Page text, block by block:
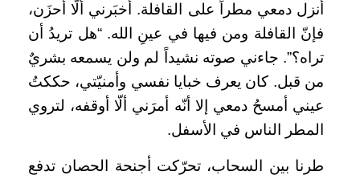
أنزل دمعي مطراً على القافلة. أخبَرني ألّا أحزَن،
فإنّ القافلة ومن فيها في عينِ الله. “هل تريدُ أن
تراه؟”. جاءني صوته نشيداً لم ولن يسمعه بشريٌ
من قبل. كان يعرف خبايا نفسي وأمنيّتي، حككتُ
عيني أمسحُ دمعي إلا أنّه أمرَني ألّا أوقفه، لتروي
المطر الناس في الأسفل.
طرنا بين السحاب، تحرّكت أجنحة الحصان تدفع